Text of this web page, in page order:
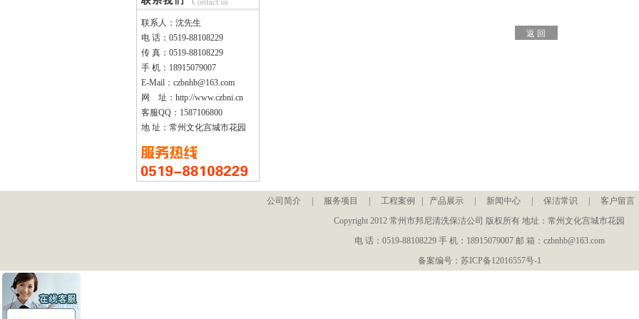
联系人：沈先生
电 话：0519-88108229
传 真：0519-88108229
手 机：18915079007
E-Mail：czbnhb@163.com
网 址：http://www.czbni.cn
客服QQ：1587106800
地 址：常州文化宫城市花园
公司简介 服务项目 工程案例 产品展示 新闻中心 保洁常识 客户留言
Copyright 2012 常州市邦尼清洗保洁公司 版权所有 地址：常州文化宫城市花园
电 话：0519-88108229 手 机：18915079007 邮 箱：czbnhb@163.com
备案编号：苏ICP备12016557号-1